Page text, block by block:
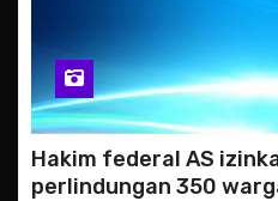
Hakim federal AS
perlindungan 350